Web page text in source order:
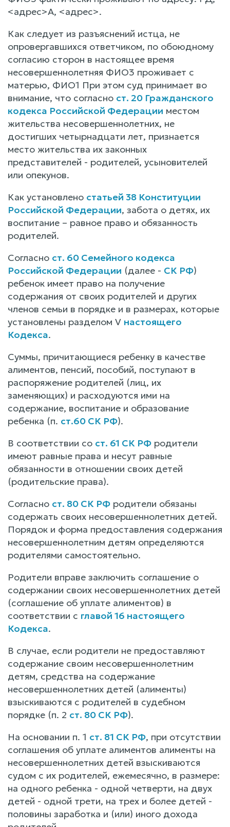
<адрес>А, <адрес>.
Как следует из разъяснений истца, не
опровергавшихся ответчиком, по обоюдному
согласию сторон в настоящее время
несовершеннолетняя ФИО3 проживает с
матерью, ФИО1 При этом суд принимает во
внимание, что согласно ст. 20 Гражданского
кодекса Российской Федерации местом
жительства несовершеннолетних, не
достигших четырнадцати лет, признается
место жительства их законных
представителей - родителей, усыновителей
или опекунов.
Как установлено статьей 38 Конституции
Российской Федерации, забота о детях, их
воспитание – равное право и обязанность
родителей.
Согласно ст. 60 Семейного кодекса
Российской Федерации (далее - СК РФ)
ребенок имеет право на получение
содержания от своих родителей и других
членов семьи в порядке и в размерах, которые
установлены разделом V настоящего
Кодекса.
Суммы, причитающиеся ребенку в качестве
алиментов, пенсий, пособий, поступают в
распоряжение родителей (лиц, их
заменяющих) и расходуются ими на
содержание, воспитание и образование
ребенка (п. ст.60 СК РФ).
В соответствии со ст. 61 СК РФ родители
имеют равные права и несут равные
обязанности в отношении своих детей
(родительские права).
Согласно ст. 80 СК РФ родители обязаны
содержать своих несовершеннолетних детей.
Порядок и форма предоставления содержания
несовершеннолетним детям определяются
родителями самостоятельно.
Родители вправе заключить соглашение о
содержании своих несовершеннолетних детей
(соглашение об уплате алиментов) в
соответствии с главой 16 настоящего
Кодекса.
В случае, если родители не предоставляют
содержание своим несовершеннолетним
детям, средства на содержание
несовершеннолетних детей (алименты)
взыскиваются с родителей в судебном
порядке (п. 2 ст. 80 СК РФ).
На основании п. 1 ст. 81 СК РФ, при отсутствии
соглашения об уплате алиментов алименты на
несовершеннолетних детей взыскиваются
судом с их родителей, ежемесячно, в размере:
на одного ребенка - одной четверти, на двух
детей - одной трети, на трех и более детей -
половины заработка и (или) иного дохода